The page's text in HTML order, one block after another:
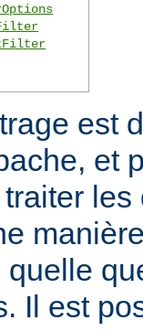
est
et
Il est